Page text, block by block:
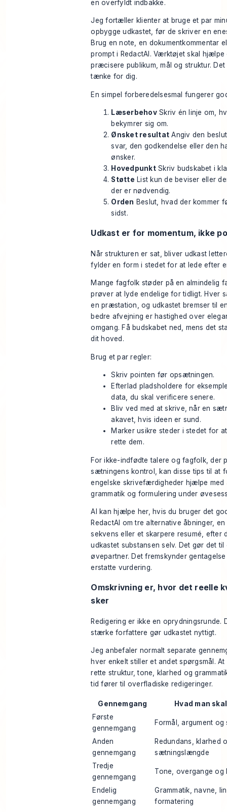
en overfyldt indbakke.
Jeg fortæller klienter at bruge et par
opbygge udkastet, før de skriver en
Brug en note, en dokumentkommentar
prompt i RedactAI. Værktøjet skal hjælpe
præcisere publikum, mål og struktur. Det
tænke for dig.
En simpel forberedelsesmal fungerer
LæserbehovSkriv én linje om,
bekymrer sig om.
Ønsket resultat Angiv den
svar, den godkendelse eller den
ønsker.
HovedpunktSkriv budskabet i
Støtte List kun de beviser eller
der er nødvendig.
Orden Beslut, hvad der kommer
sidst.
Udkast er for momentum, ikke
Når strukturen er sat, bliver udkast
fylder en form i stedet for at lede efter
Mange fagfolk støder på en almindelig
prøver at lyde endelige for tidligt. Hver
en præstation, og udkastet bremser til
bedre afvejning er hastighed over
omgang. Få budskabet ned, mens det
dit hoved.
Brug et par regler:
Skriv pointen før opsætningen.
Efterlad pladsholdere for
data, du skal verificere senere.
Bliv ved med at skrive, når en
akavet, hvis ideen er sund.
Marker usikre steder i stedet for
rette dem.
For ikke-indfødte talere og fagfolk, der
sætningens kontrol, kan dissetips til at
engelske skrivefærdigheder hjælpe med
grammatik og formulering under
AI kan hjælpe her, hvis du bruger det
RedactAI om tre alternative åbninger,
sekvens eller et skarpere resumé, efter
udkastet substansen selv. Det gør det til
øvepartner. Det fremskynder
erstatte vurdering.
Omskrivning er, hvor det reelle
sker
Redigering er ikke en oprydningsrunde.
stærke forfattere gør udkastet nyttigt.
Jeg anbefaler normalt separate
hver enkelt stiller et andet spørgsmål.
rette struktur, tone, klarhed og
tid fører til overfladiske redigeringer.
Gennemgang
Hvad man
Første
gennemgang
Formål, argument og
Anden
gennemgang
Redundans, klarhed
sætningslængde
Tredje
gennemgang
Tone, overgange og
Endelig
gennemgang
Grammatik, navne,
formatering